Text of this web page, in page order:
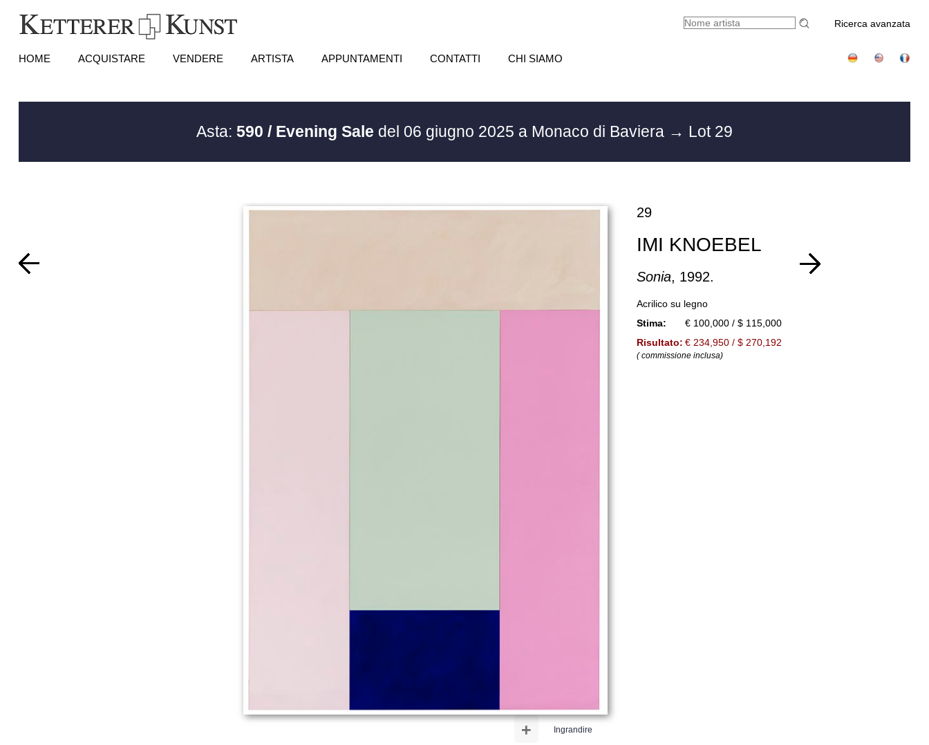
Ricerca avanzata
HOME ACQUISTARE VENDERE ARTISTA APPUNTAMENTI CONTATTI CHI SIAMO
Asta: 590 / Evening Sale del 06 giugno 2025 a Monaco di Baviera → Lot 29
Ingrandire
+
29
IMI KNOEBEL
Sonia, 1992.
Acrilico su legno
Stima:
€ 100,000 / $ 115,000
Risultato: € 234,950 / $ 270,192
( commissione inclusa)